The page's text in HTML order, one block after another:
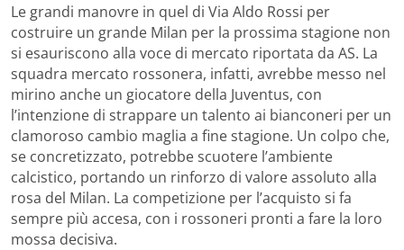
Le grandi manovre in quel di Via Aldo Rossi per
costruire un grande Milan per la prossima stagione non
si esauriscono alla voce di mercato riportata da AS. La
squadra mercato rossonera, infatti, avrebbe messo nel
mirino anche un giocatore della Juventus, con
l’intenzione di strappare un talento ai bianconeri per un
clamoroso cambio maglia a fine stagione. Un colpo che,
se concretizzato, potrebbe scuotere l’ambiente
calcistico, portando un rinforzo di valore assoluto alla
rosa del Milan. La competizione per l’acquisto si fa
sempre più accesa, con i rossoneri pronti a fare la loro
mossa decisiva.